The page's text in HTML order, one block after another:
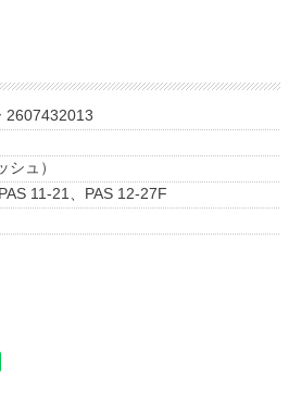
2607432013
シュ）
11-21、PAS 12-27F